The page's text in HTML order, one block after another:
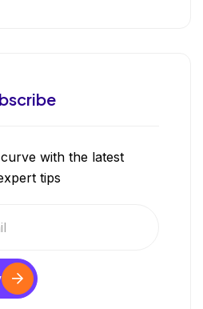
with the latest
tips